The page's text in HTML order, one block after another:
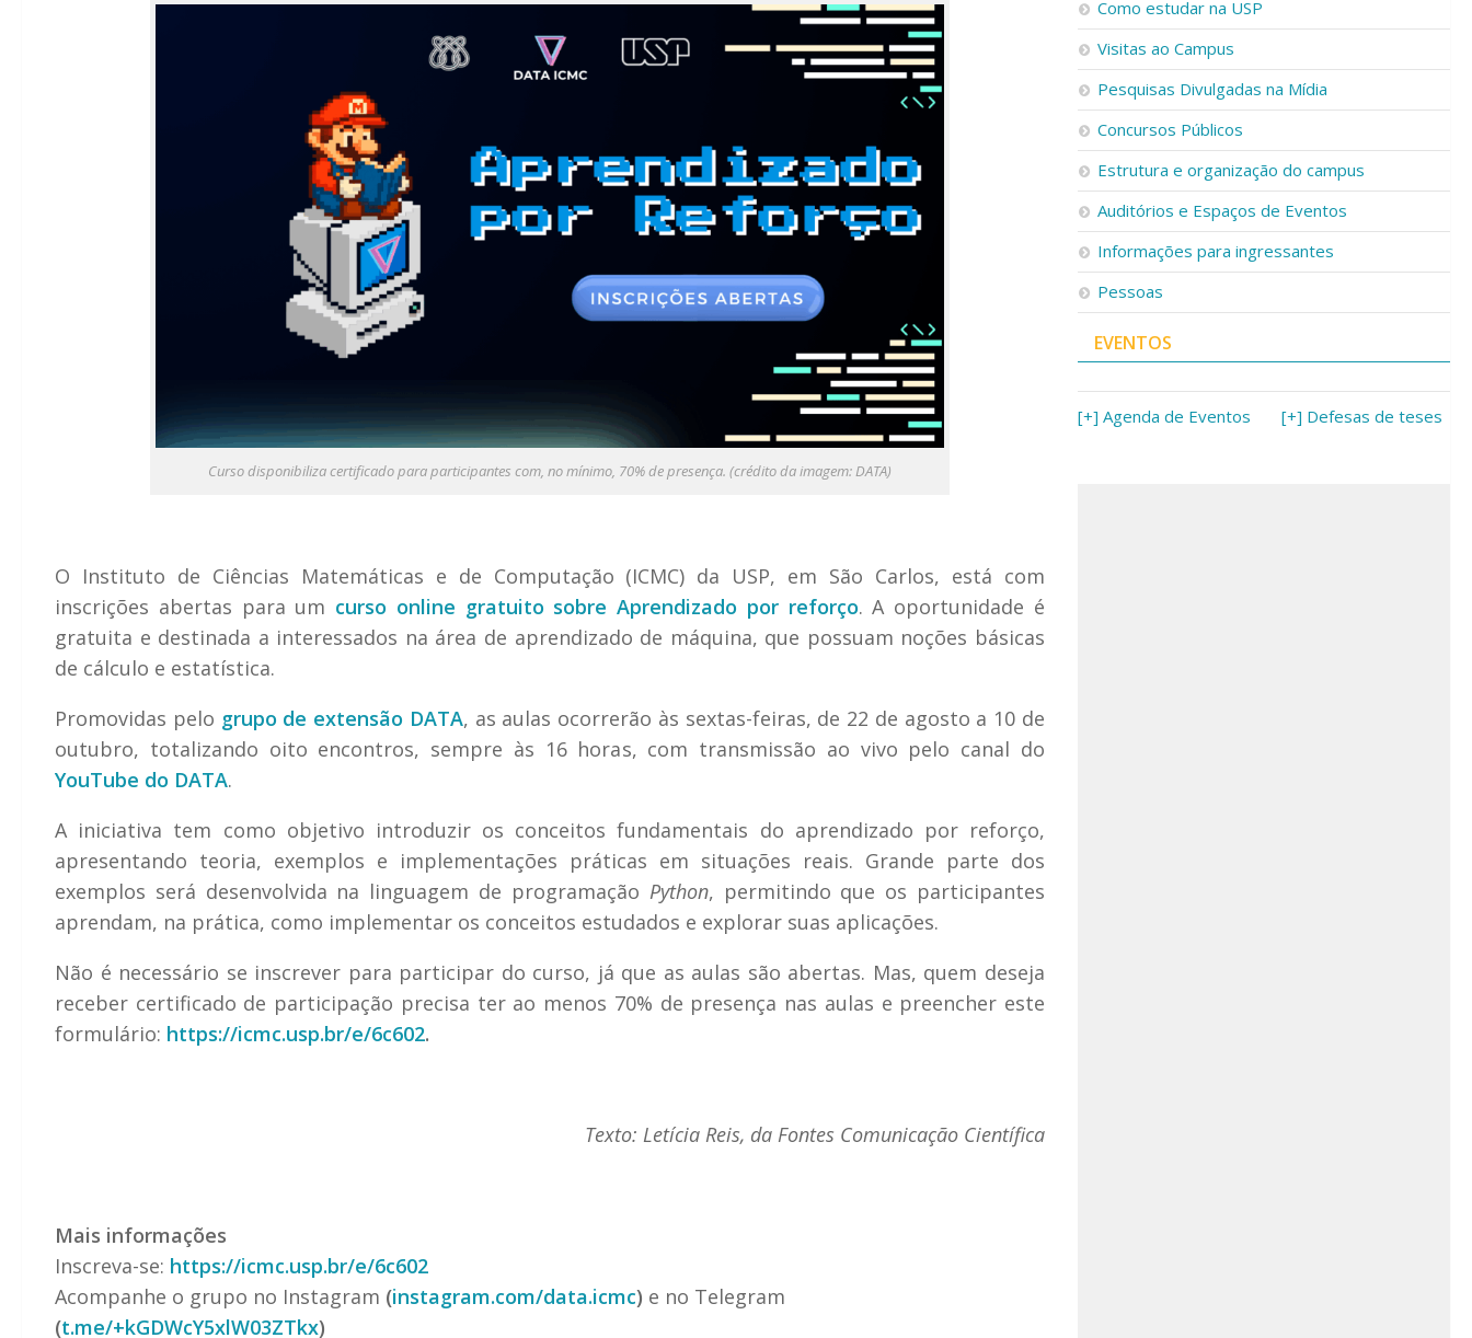
Curso disponibiliza certificado para participantes com, no mínimo, 70% de presença. (crédito da imagem: DATA)
O Instituto de Ciências Matemáticas e de Computação (ICMC) da USP, em São Carlos, está com
inscrições abertas para um curso online gratuito sobre Aprendizado por reforço. A oportunidade é
gratuita e destinada a interessados na área de aprendizado de máquina, que possuam noções básicas
de cálculo e estatística.
Promovidas pelo grupo de extensão DATA, as aulas ocorrerão às sextas-feiras, de 22 de agosto a 10 de
outubro, totalizando oito encontros, sempre às 16 horas, com transmissão ao vivo pelo canal do
YouTube do DATA.
A iniciativa tem como objetivo introduzir os conceitos fundamentais do aprendizado por reforço,
apresentando teoria, exemplos e implementações práticas em situações reais. Grande parte dos
exemplos será desenvolvida na linguagem de programação Python, permitindo que os participantes
aprendam, na prática, como implementar os conceitos estudados e explorar suas aplicações.
Não é necessário se inscrever para participar do curso, já que as aulas são abertas. Mas, quem deseja
receber certificado de participação precisa ter ao menos 70% de presença nas aulas e preencher este
formulário: https://icmc.usp.br/e/6c602.
Texto: Letícia Reis, da Fontes Comunicação Científica
Mais informações
Inscreva-se: https://icmc.usp.br/e/6c602
Acompanhe o grupo no Instagram (instagram.com/data.icmc) e no Telegram
(t.me/+kGDWcY5xlW03ZTkx)
Como estudar na USP
Visitas ao Campus
Pesquisas Divulgadas na Mídia
Concursos Públicos
Estrutura e organização do campus
Auditórios e Espaços de Eventos
Informações para ingressantes
Pessoas
EVENTOS
[+] Agenda de Eventos [+] Defesas de teses